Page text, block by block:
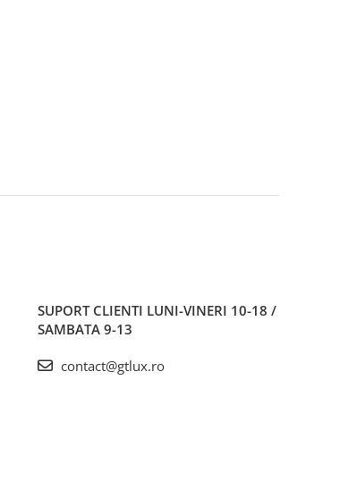
SUPORT CLIENTI LUNI-VINERI 10-18 /
SAMBATA 9-13
contact@gtlux.ro